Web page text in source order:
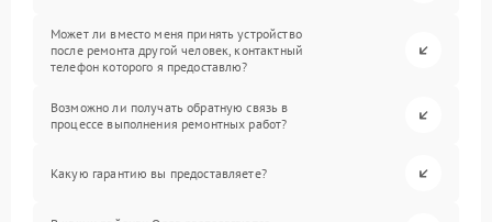
Может ли вместо меня принять устройство
после ремонта другой человек, контактный
телефон которого я предоставлю?
Возможно ли получать обратную связь в
процессе выполнения ремонтных работ?
Какую гарантию вы предоставляете?